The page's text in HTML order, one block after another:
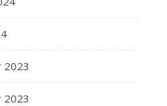
2023
2023